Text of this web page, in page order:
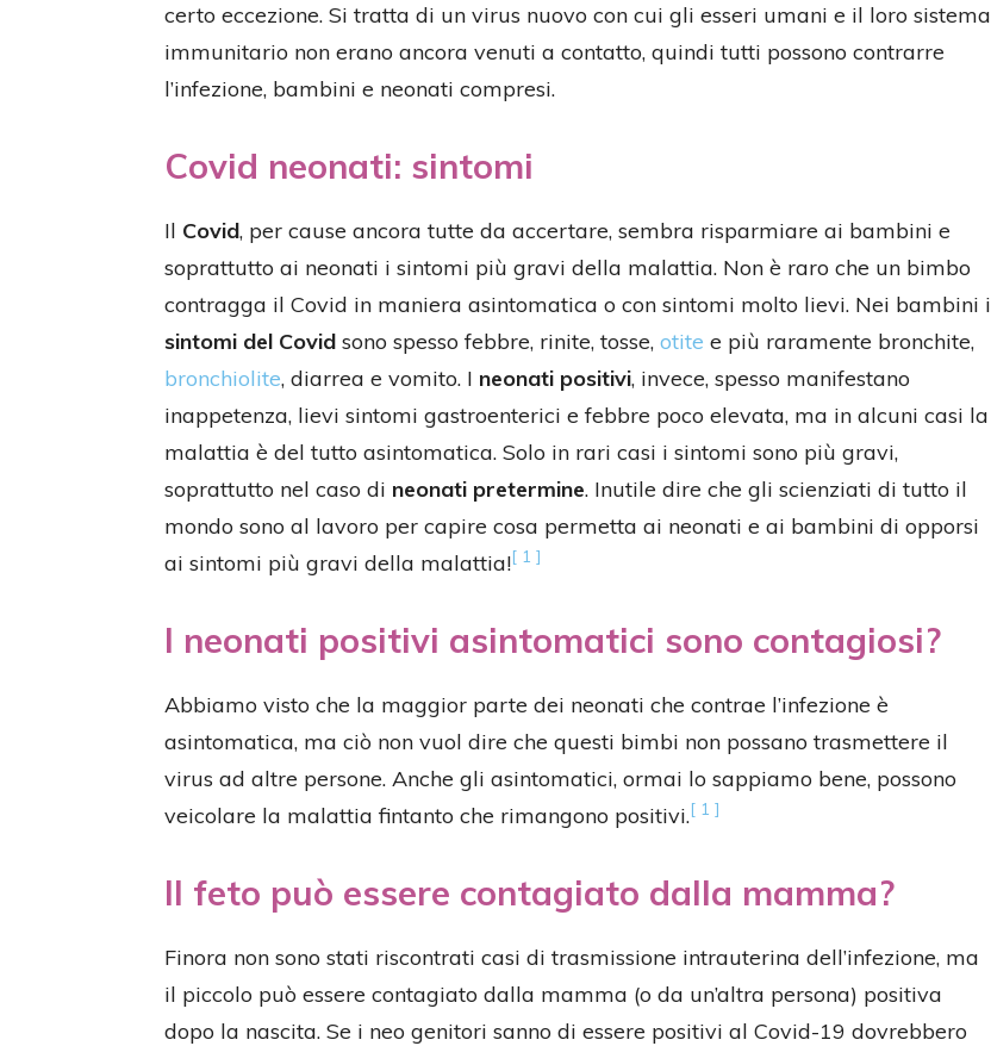
certo eccezione. Si tratta di un virus nuovo con cui gli esseri umani e il loro sistema
immunitario non erano ancora venuti a contatto, quindi tutti possono contrarre
l’infezione, bambini e neonati compresi.
Covid neonati: sintomi
Il Covid, per cause ancora tutte da accertare, sembra risparmiare ai bambini e
soprattutto ai neonati i sintomi più gravi della malattia. Non è raro che un bimbo
contragga il Covid in maniera asintomatica o con sintomi molto lievi. Nei bambini i
sintomi del Covid sono spesso febbre, rinite, tosse, otite e più raramente bronchite,
bronchiolite, diarrea e vomito. I neonati positivi, invece, spesso manifestano
inappetenza, lievi sintomi gastroenterici e febbre poco elevata, ma in alcuni casi la
malattia è del tutto asintomatica. Solo in rari casi i sintomi sono più gravi,
soprattutto nel caso di neonati pretermine. Inutile dire che gli scienziati di tutto il
mondo sono al lavoro per capire cosa permetta ai neonati e ai bambini di opporsi
ai sintomi più gravi della malattia![ 1 ]
I neonati positivi asintomatici sono contagiosi?
Abbiamo visto che la maggior parte dei neonati che contrae l’infezione è
asintomatica, ma ciò non vuol dire che questi bimbi non possano trasmettere il
virus ad altre persone. Anche gli asintomatici, ormai lo sappiamo bene, possono
veicolare la malattia fintanto che rimangono positivi.[ 1 ]
Il feto può essere contagiato dalla mamma?
Finora non sono stati riscontrati casi di trasmissione intrauterina dell’infezione, ma
il piccolo può essere contagiato dalla mamma (o da un’altra persona) positiva
dopo la nascita. Se i neo genitori sanno di essere positivi al Covid-19 dovrebbero